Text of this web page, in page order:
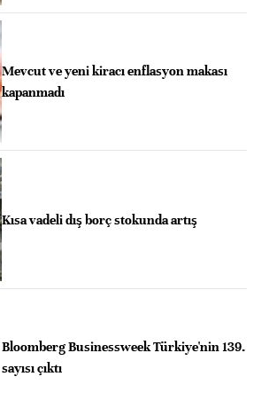
Mevcut ve yeni kiracı enflasyon makası
kapanmadı
Kısa vadeli dış borç stokunda artış
Bloomberg Businessweek Türkiye'nin 139.
sayısı çıktı